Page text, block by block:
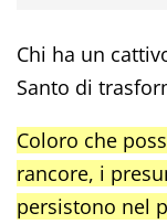
Chi ha un
Santo di
Coloro che
rancore, i
persistono nel